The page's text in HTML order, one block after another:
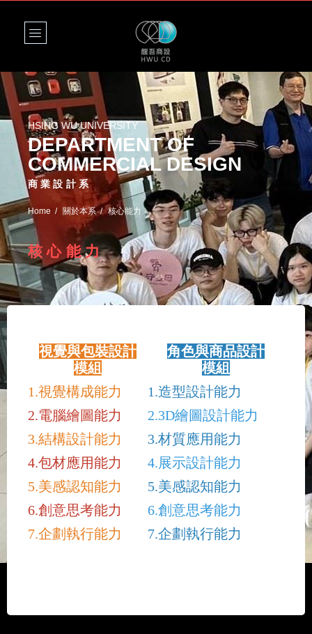
HSING WU UNIVERSITY
DEPARTMENT OF
COMMERCIAL DESIGN
商業設計系
Home 關於本系 核心能力
核心能力
視覺與包裝設計
模組
角色與商品設計
模組
1.視覺構成能力
2.電腦繪圖能力
3.結構設計能力
4.包材應用能力
5.美感認知能力
6.創意思考能力
7.企劃執行能力
1.造型設計能力
2.3D繪圖設計能力
3.材質應用能力
4.展示設計能力
5.美感認知能力
6.創意思考能力
7.企劃執行能力